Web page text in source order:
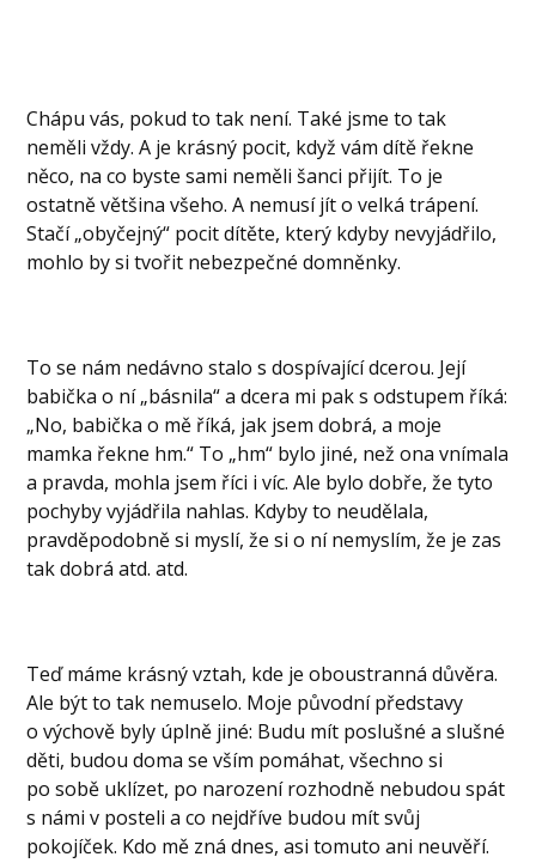
Chápu vás, pokud to tak není. Také jsme to tak
neměli vždy. A je krásný pocit, když vám dítě řekne
něco, na co byste sami neměli šanci přijít. To je
ostatně většina všeho. A nemusí jít o velká trápení.
Stačí „obyčejný“ pocit dítěte, který kdyby nevyjádřilo,
mohlo by si tvořit nebezpečné domněnky.
To se nám nedávno stalo s dospívající dcerou. Její
babička o ní „básnila“ a dcera mi pak s odstupem říká:
„No, babička o mě říká, jak jsem dobrá, a moje
mamka řekne hm.“ To „hm“ bylo jiné, než ona vnímala
a pravda, mohla jsem říci i víc. Ale bylo dobře, že tyto
pochyby vyjádřila nahlas. Kdyby to neudělala,
pravděpodobně si myslí, že si o ní nemyslím, že je zas
tak dobrá atd. atd.
Teď máme krásný vztah, kde je oboustranná důvěra.
Ale být to tak nemuselo. Moje původní představy
o výchově byly úplně jiné: Budu mít poslušné a slušné
děti, budou doma se vším pomáhat, všechno si
po sobě uklízet, po narození rozhodně nebudou spát
s námi v posteli a co nejdříve budou mít svůj
pokojíček. Kdo mě zná dnes, asi tomuto ani neuvěří.